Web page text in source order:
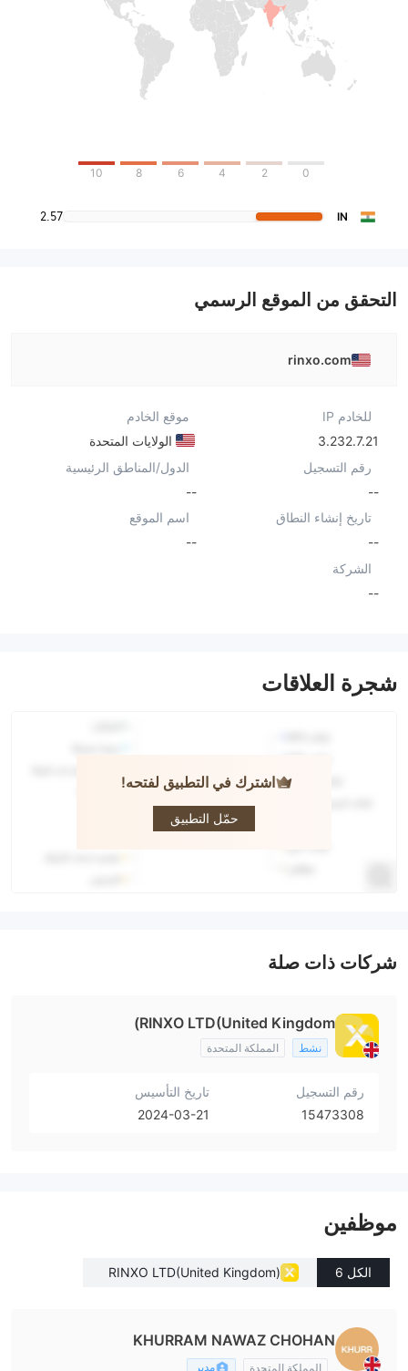
0
2
4
6
8
10
IN
2.57
التحقق من الموقع الرسمي
rinxo.com
للخادم IP
3.232.7.21
موقع الخادم
الولايات المتحدة
رقم التسجيل
--
الدول/المناطق الرئيسية
--
تاريخ إنشاء النطاق
--
اسم الموقع
--
الشركة
--
شجرة العلاقات
اشترك في التطبيق لفتحه!
حمّل التطبيق
شركات ذات صلة
RINXO LTD(United Kingdom)
نشط المملكة المتحدة
رقم التسجيل
15473308
تاريخ التأسيس
2024-03-21
موظفين
الكل 6 RINXO LTD(United Kingdom)
KHURRAM NAWAZ CHOHAN
المملكة المتحدة مدير